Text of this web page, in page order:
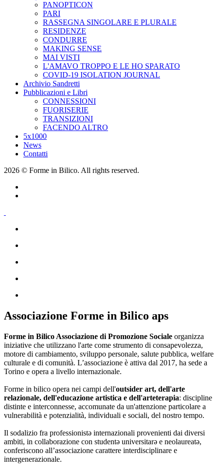
PANOPTICON
PARI
RASSEGNA SINGOLARE E PLURALE
RESIDENZE
CONDURRE
MAKING SENSE
MAI VISTI
L'AMAVO TROPPO E LE HO SPARATO
COVID-19 ISOLATION JOURNAL
Archivio Sandretti
Pubblicazioni e Libri
CONNESSIONI
FUORISERIE
TRANSIZIONI
FACENDO ALTRO
5x1000
News
Contatti
2026 © Forme in Bilico. All rights reserved.
Associazione Forme in Bilico aps
Forme in Bilico Associazione di Promozione Sociale organizza
iniziative che utilizzano l'arte come strumento di consapevolezza,
motore di cambiamento, sviluppo personale, salute pubblica, welfare
culturale e di comunità. L’associazione è attiva dal 2017, ha sede a
Torino e opera a livello internazionale.
Forme in bilico opera nei campi dell'outsider art, dell'arte
relazionale, dell'educazione artistica e dell'arteterapia: discipline
distinte e interconnesse, accomunate da un'attenzione particolare a
vulnerabilità e potenzialità, individuali e sociali, del nostro tempo.
Il sodalizio fra professionistə internazionali provenienti dai diversi
ambiti, in collaborazione con studentə universitarə e neolaureatə,
conferiscono all’associazione carattere interdisciplinare e
intergenerazionale.